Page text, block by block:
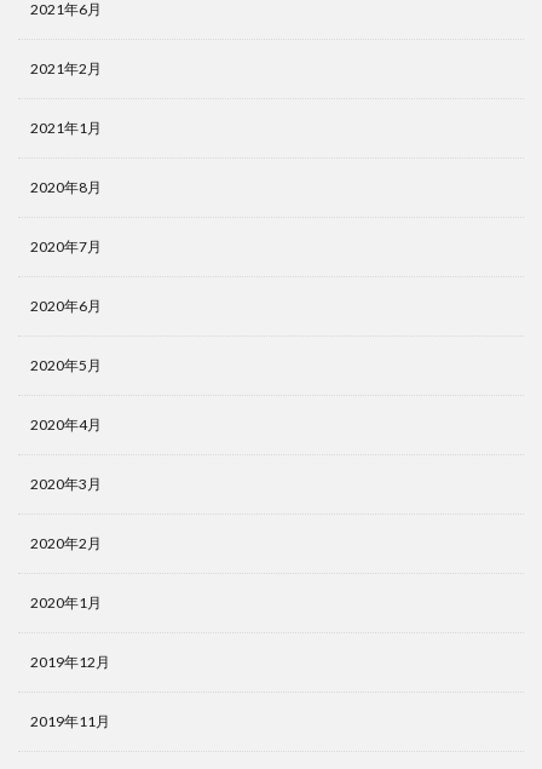
2021年6月
2021年2月
2021年1月
2020年8月
2020年7月
2020年6月
2020年5月
2020年4月
2020年3月
2020年2月
2020年1月
2019年12月
2019年11月